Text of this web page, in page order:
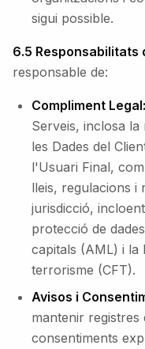
sigui possible.
6.5 Responsabilitats
responsable de:
Compliment Legal:
Serveis, inclosa
les Dades del
l'Usuari Final,
lleis, regulacions i
jurisdicció,
protecció de
capitals (AML) i la
terrorisme (CFT).
Avisos i
mantenir registres
consentiments